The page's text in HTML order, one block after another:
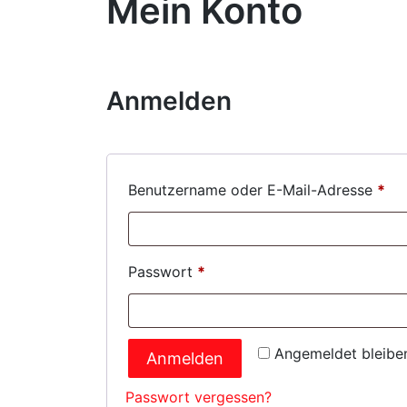
Mein Konto
Anmelden
Benutzername oder E-Mail-Adresse *
Passwort *
Angemeldet
Anmelden
Passwort vergessen?